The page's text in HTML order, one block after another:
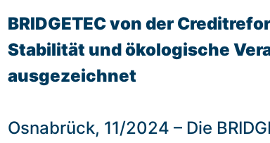
BRIDGETEC von der
Stabilität und ökologische
ausgezeichnet
Osnabrück, 11/2024 – Die